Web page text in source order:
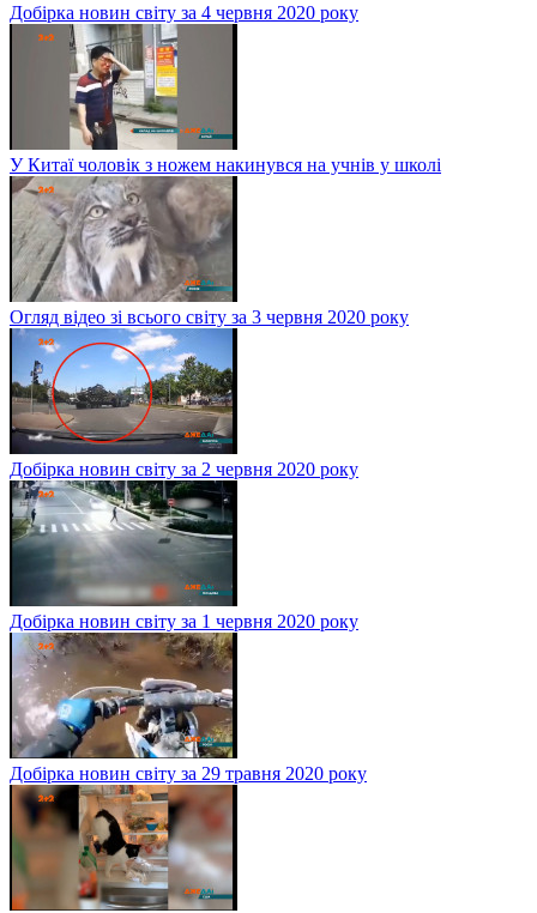
Добірка новин світу за 4 червня 2020 року
У Китаї чоловік з ножем накинувся на учнів у школі
Огляд відео зі всього світу за 3 червня 2020 року
Добірка новин світу за 2 червня 2020 року
Добірка новин світу за 1 червня 2020 року
Добірка новин світу за 29 травня 2020 року